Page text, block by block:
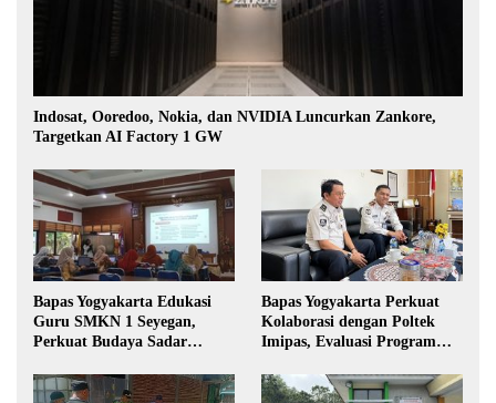
Indosat, Ooredoo, Nokia, dan NVIDIA Luncurkan Zankore,
Targetkan AI Factory 1 GW
Bapas Yogyakarta Edukasi
Guru SMKN 1 Seyegan,
Perkuat Budaya Sadar
Bapas Yogyakarta Perkuat
Kolaborasi dengan Poltek
Imipas, Evaluasi Program